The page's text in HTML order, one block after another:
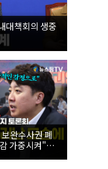
대책회의 생중
완수사권 폐
가중시켜"｜
폐지 토론회